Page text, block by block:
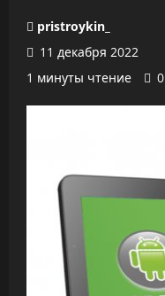
pristroykin_
11 декабря 2022
1 минуты чтение
0